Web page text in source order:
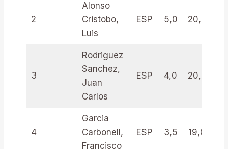
2
Alonso
Cristobo,
Luis
ESP 5,0 20,0
3
Rodriguez
Sanchez,
Juan
Carlos
ESP 4,0 20,5
4
Garcia
Carbonell,
Francisco
ESP 3,5 19,0